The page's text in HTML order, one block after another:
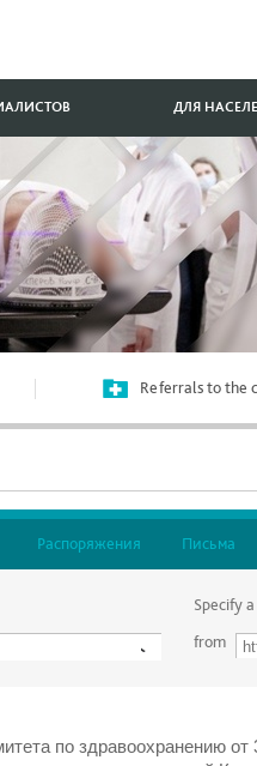
ДЛЯ
Referrals to the
Распоряжения Письма
Specify
from
по здравоохранению